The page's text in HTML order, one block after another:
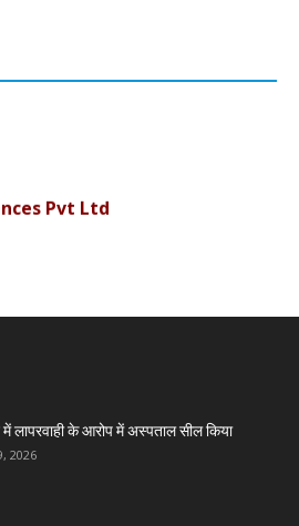
Pvt Ltd
लापरवाही के आरोप में अस्पताल सील किया
2026